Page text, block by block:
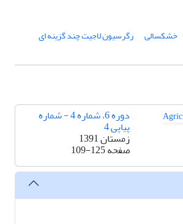
خشکسالی رگرسیون لاجیت چند گزینه ای
دوره 6، شماره 4 - شماره
پیاپی 4
زمستان 1391
صفحه109-125